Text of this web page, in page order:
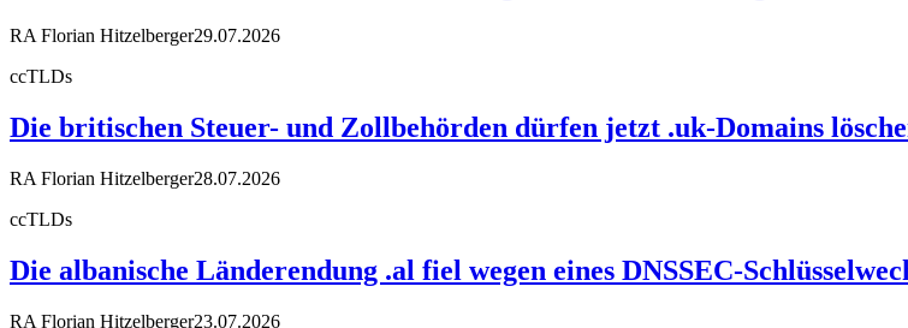
RA Florian Hitzelberger29.07.2026
ccTLDs
Die britischen Steuer- und Zollbehörden dürfen jetzt .uk-Domains
RA Florian Hitzelberger28.07.2026
ccTLDs
Die albanische Länderendung .al fiel wegen eines DNSSEC-
RA Florian Hitzelberger23.07.2026